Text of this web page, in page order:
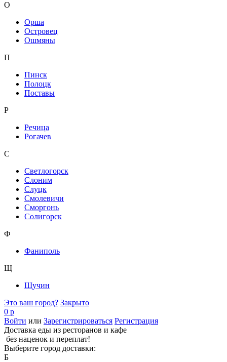
О
Орша
Островец
Ошмяны
П
Пинск
Полоцк
Поставы
Р
Речица
Рогачев
С
Светлогорск
Слоним
Слуцк
Смолевичи
Сморгонь
Солигорск
Ф
Фаниполь
Щ
Щучин
Это ваш город? Закрыто
0 р
Войти или Зарегистрироваться Регистрация
Доставка еды из ресторанов и кафе
без наценок и переплат!
Выберите город доставки:
Б